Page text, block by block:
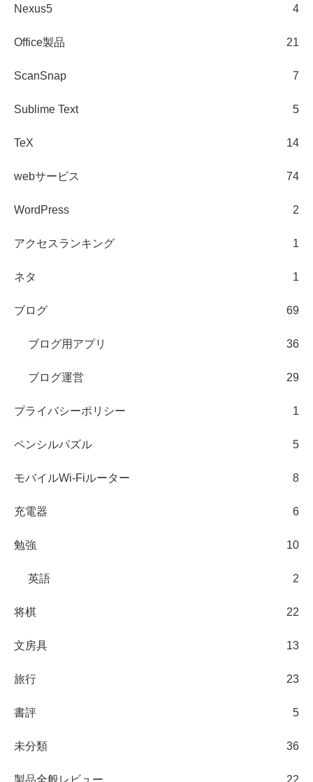
Nexus5 4
Office製品 21
ScanSnap 7
Sublime Text 5
TeX 14
webサービス 74
WordPress 2
アクセスランキング 1
ネタ 1
ブログ 69
ブログ用アプリ 36
ブログ運営 29
プライバシーポリシー 1
ペンシルパズル 5
モバイルWi-Fiルーター 8
充電器 6
勉強 10
英語 2
将棋 22
文房具 13
旅行 23
書評 5
未分類 36